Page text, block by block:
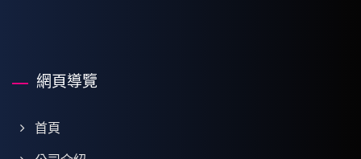
網頁導覽
首頁